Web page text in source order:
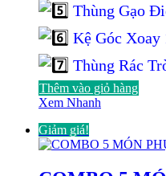
Thùng Gạo
Kệ Góc Xoay
Thùng Rác
Thêm vào giỏ hàng
Xem Nhanh
Giảm giá!